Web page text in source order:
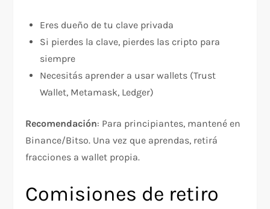
Eres dueño de tu clave privada
Si pierdes la clave, pierdes las cripto para
siempre
Necesitás aprender a usar wallets (Trust
Wallet, Metamask, Ledger)​
Recomendación: Para principiantes, mantené en
Binance/Bitso. Una vez que aprendas, retirá
fracciones a wallet propia.​
Comisiones de retiro